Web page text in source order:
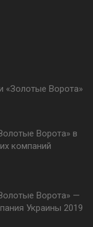
«Золотые Ворота»
Ворота» в
компаний
Ворота» —
Украины 2019